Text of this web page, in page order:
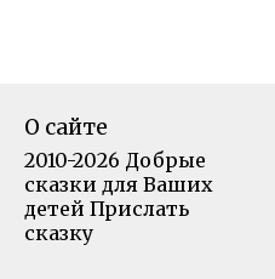
О сайте
2010-2026 Добрые
сказки для Ваших
детей Прислать
сказку